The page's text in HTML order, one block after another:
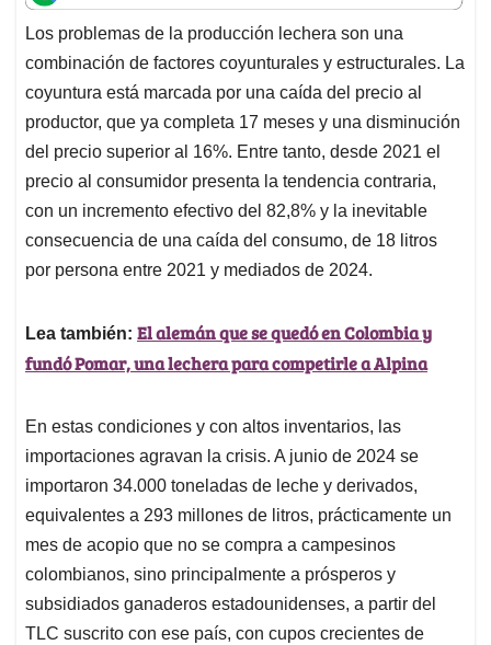
t
s
A
p
p
e
b
o
o
k
k
e
d
I
n
i
l
e
a
d
s
Los problemas de la producción lechera son una
combinación de factores coyunturales y estructurales. La
coyuntura está marcada por una caída del precio al
productor, que ya completa 17 meses y una disminución
del precio superior al 16%. Entre tanto, desde 2021 el
precio al consumidor presenta la tendencia contraria,
con un incremento efectivo del 82,8% y la inevitable
consecuencia de una caída del consumo, de 18 litros
por persona entre 2021 y mediados de 2024.
Lea también: El alemán que se quedó en Colombia y
fundó Pomar, una lechera para competirle a Alpina
En estas condiciones y con altos inventarios, las
importaciones agravan la crisis. A junio de 2024 se
importaron 34.000 toneladas de leche y derivados,
equivalentes a 293 millones de litros, prácticamente un
mes de acopio que no se compra a campesinos
colombianos, sino principalmente a prósperos y
subsidiados ganaderos estadounidenses, a partir del
TLC suscrito con ese país, con cupos crecientes de